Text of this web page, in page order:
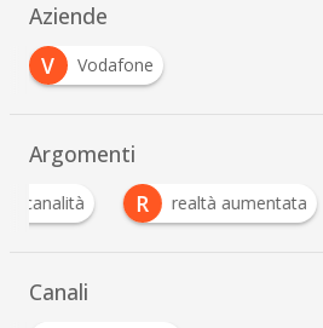
Aziende
V
Vodafone
Argomenti
R realtà aumentata
Canali